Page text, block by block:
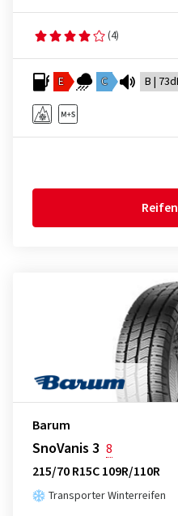
(4)
E C B |
Barum
SnoVanis 3 8
215/70 R15C 109R/110R
Transporter Winterreifen